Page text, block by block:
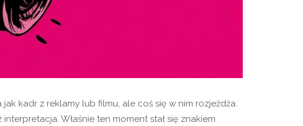
kadr z reklamy lub filmu, ale coś się w nim rozjeżdża.
Właśnie ten moment stał się znakiem